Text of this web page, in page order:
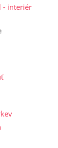
- interiér